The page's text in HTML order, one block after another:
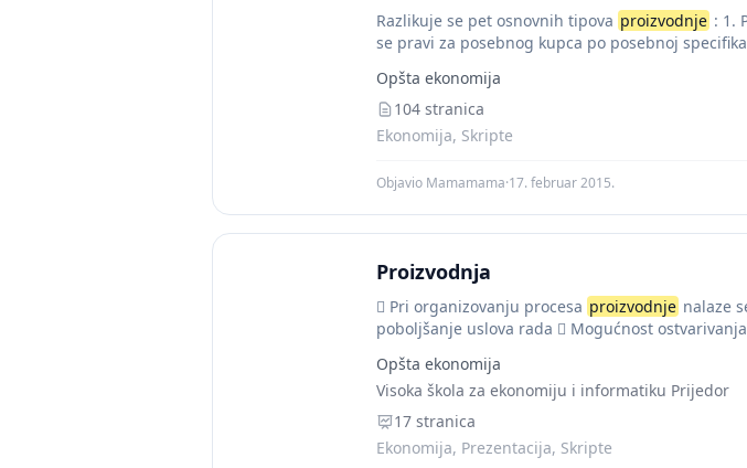
Razlikuje se pet osnovnih tipova proizvodnje : 1.
se pravi za posebnog kupca po posebnoj
Opšta ekonomija
104 stranica
Ekonomija, Skripte
Objavio Mamamama·17. februar 2015.
Proizvodnja
 Pri organizovanju procesa proizvodnje nalaze
poboljšanje uslova rada  Mogućnost
Opšta ekonomija
Visoka škola za ekonomiju i informatiku Prijedor
17 stranica
Ekonomija, Prezentacija, Skripte